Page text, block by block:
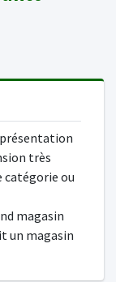
très
catégorie ou
magasin
un magasin